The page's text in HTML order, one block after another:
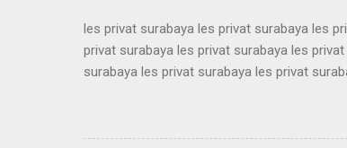
les privat surabaya les privat surabaya les
privat surabaya les privat surabaya les
surabaya les privat surabaya les privat
surabaya les privat surabaya les privat
surabaya les privat surabaya les privat